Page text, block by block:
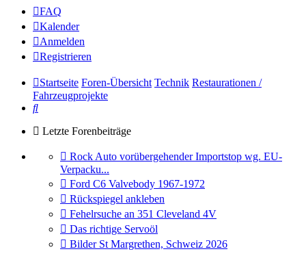
FAQ
Kalender
Anmelden
Registrieren
Startseite Foren-Übersicht Technik Restaurationen /
Fahrzeugprojekte
Suche
Letzte Forenbeiträge
Gehe
zum
letzten
Beitrag
Rock Auto vorübergehender Importstop wg. EU-
Verpacku...
Gehe
zum
letzten
Beitrag
Ford C6 Valvebody 1967-1972
Gehe
zum
letzten
Beitrag
Rückspiegel ankleben
Gehe
zum
letzten
Beitrag
Fehelrsuche an 351 Cleveland 4V
Gehe
zum
letzten
Das richtige Servoöl
Gehe
Bilder St Margrethen, Schweiz 2026